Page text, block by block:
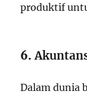
produktif
6.
Dalam dunia